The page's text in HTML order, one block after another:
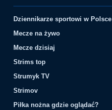
Dziennikarze sportowi w Polsce
Mecze na żywo
Mecze dzisiaj
Strims top
Strumyk TV
Strimov
Piłka nożna gdzie oglądać?